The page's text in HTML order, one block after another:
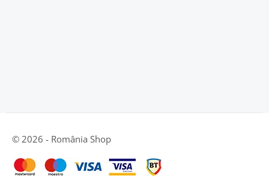
© 2026 - România Shop